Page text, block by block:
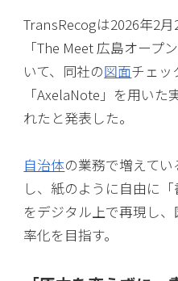
TransRecogは2026年2月2
「The Meet 広島オープ
いて、同社の図面チェッ
「AxelaNote」を用い
れたと発表した。
自治体の業務で増えて
し、紙のように自由に
をデジタル上で再現し
率化を目指す。